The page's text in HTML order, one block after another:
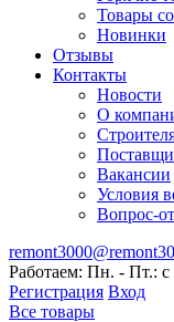
Товары
Новинки
Отзывы
Контакты
Новости
О
Вакансии
Условия
Вопрос-
Работаем: Пн. - Пт.: с
Регистрация Вход
Все товары